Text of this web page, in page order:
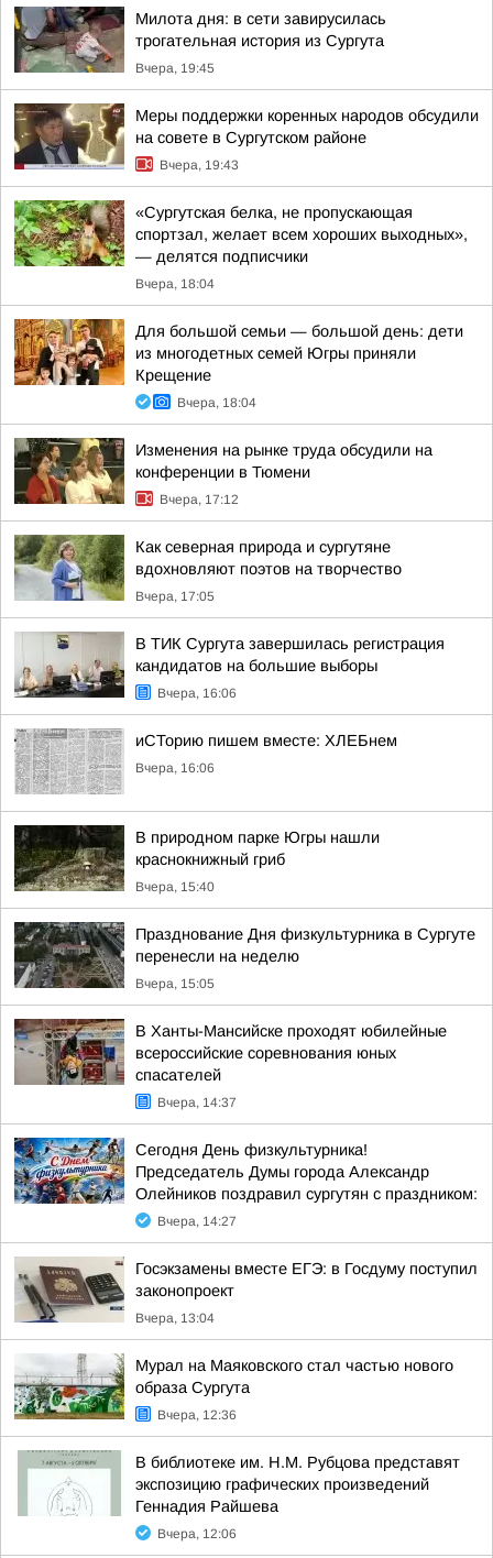
Милота дня: в сети завирусилась
трогательная история из Сургута
Вчера, 19:45
Меры поддержки коренных народов обсудили
на совете в Сургутском районе
Вчера, 19:43
«Сургутская белка, не пропускающая
спортзал, желает всем хороших выходных»,
— делятся подписчики
Вчера, 18:04
Для большой семьи — большой день: дети
из многодетных семей Югры приняли
Крещение
Вчера, 18:04
Изменения на рынке труда обсудили на
конференции в Тюмени
Вчера, 17:12
Как северная природа и сургутяне
вдохновляют поэтов на творчество
Вчера, 17:05
В ТИК Сургута завершилась регистрация
кандидатов на большие выборы
Вчера, 16:06
иСТорию пишем вместе: ХЛЕБнем
Вчера, 16:06
В природном парке Югры нашли
краснокнижный гриб
Вчера, 15:40
Празднование Дня физкультурника в Сургуте
перенесли на неделю
Вчера, 15:05
В Ханты-Мансийске проходят юбилейные
всероссийские соревнования юных
спасателей
Вчера, 14:37
Сегодня День физкультурника!
Председатель Думы города Александр
Олейников поздравил сургутян с праздником:
Вчера, 14:27
Госэкзамены вместе ЕГЭ: в Госдуму поступил
законопроект
Вчера, 13:04
Мурал на Маяковского стал частью нового
образа Сургута
Вчера, 12:36
В библиотеке им. Н.М. Рубцова представят
экспозицию графических произведений
Геннадия Райшева
Вчера, 12:06